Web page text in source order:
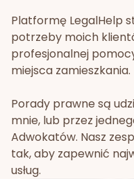
Platformę LegalHelp
potrzeby moich
profesjonalnej
miejsca zamieszkania.
Porady prawne są
mnie, lub przez
Adwokatów. Nasz
tak, aby zapewnić
usług.